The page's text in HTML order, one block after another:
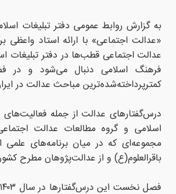
به گزارش روابط عمومی دفتر تبلیغات
«عدالت اجتماعی» با ارائه استاد
عدالت اجتماعی قطب‌ها در دفتر تبلیغات
فرهنگ اسلامی دنبال می‌شود و در
کمترپرداخته‌شده‌ترین مباحث عدالت در
درس‌گفتارهای عدالت از جمله
اسلامی و گروه مطالعات عدالت
مجموعه‌ای که در میان برنامه‌های علمی
باقرالعلوم(ع) و از عدالت‌پژوهان مطرح